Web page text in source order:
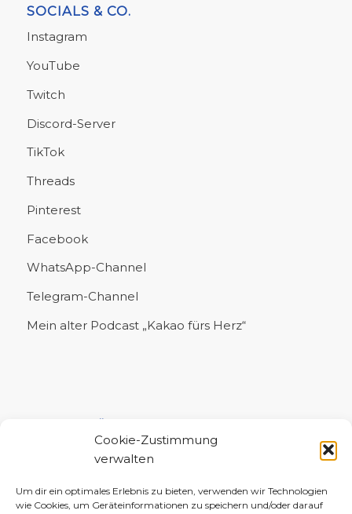
Cookie-Zustimmung
verwalten
Um dir ein optimales Erlebnis zu bieten, verwenden wir Technologien
wie Cookies, um Geräteinformationen zu speichern und/oder darauf
SOCIALS & CO.
Instagram
YouTube
Twitch
Discord-Server
TikTok
Threads
Pinterest
Facebook
WhatsApp-Channel
Telegram-Channel
Mein alter Podcast „Kakao fürs Herz“